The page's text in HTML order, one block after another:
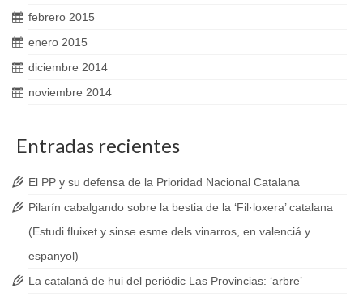
febrero 2015
enero 2015
diciembre 2014
noviembre 2014
Entradas recientes
El PP y su defensa de la Prioridad Nacional Catalana
Pilarín cabalgando sobre la bestia de la ‘Fil·loxera’ catalana
(Estudi fluixet y sinse esme dels vinarros, en valenciá y
espanyol)
La catalaná de hui del periódic Las Provincias: ‘arbre’